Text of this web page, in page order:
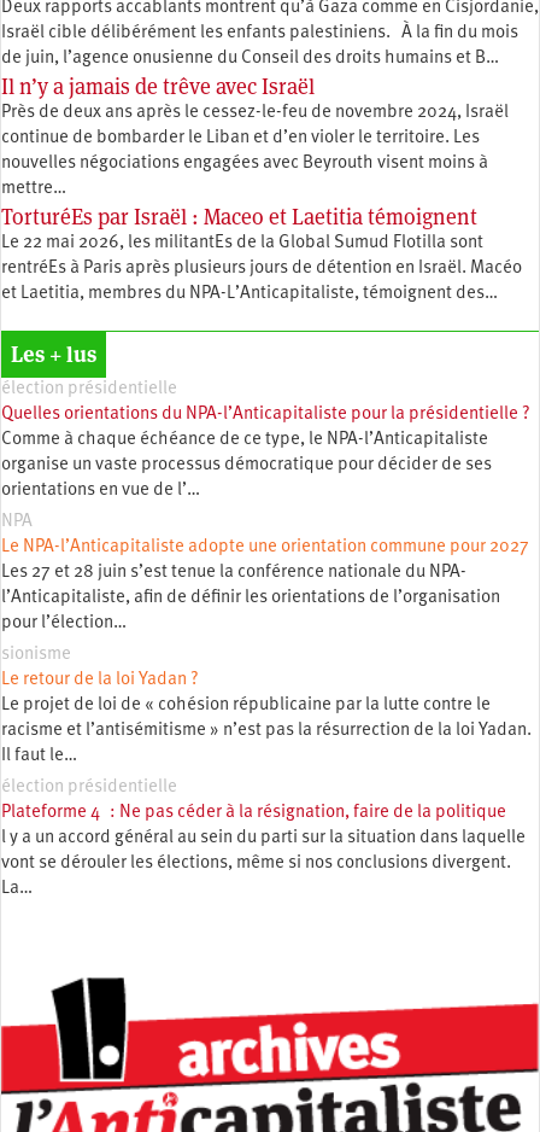
Deux rapports accablants montrent qu’à Gaza comme en Cisjordanie,
Israël cible délibérément les enfants palestiniens. À la fin du mois
de juin, l’agence onusienne du Conseil des droits humains et B…
Il n’y a jamais de trêve avec Israël
Près de deux ans après le cessez-le-feu de novembre 2024, Israël
continue de bombarder le Liban et d’en violer le territoire. Les
nouvelles négociations engagées avec Beyrouth visent moins à
mettre…
TorturéEs par Israël : Maceo et Laetitia témoignent
Le 22 mai 2026, les militantEs de la Global Sumud Flotilla sont
rentréEs à Paris après plusieurs jours de détention en Israël. Macéo
et Laetitia, membres du ‪NPA-L’Anticapitaliste, témoignent des…
Les + lus
élection présidentielle
Quelles orientations du NPA-l’Anticapitaliste pour la présidentielle ?
Comme à chaque échéance de ce type, le NPA-l’Anticapitaliste
organise un vaste processus démocratique pour décider de ses
orientations en vue de l’…
NPA
Le NPA-l’Anticapitaliste adopte une orientation commune pour 2027
Les 27 et 28 juin s’est tenue la conférence nationale du NPA-
l’Anticapitaliste, afin de définir les orientations de l’organisation
pour l’élection…
sionisme
Le retour de la loi Yadan ?
Le projet de loi de « cohésion républicaine par la lutte contre le
racisme et l’antisémitisme » n’est pas la résurrection de la loi Yadan.
Il faut le…
élection présidentielle
Plateforme 4 : Ne pas céder à la résignation, faire de la politique
l y a un accord général au sein du parti sur la situation dans laquelle
vont se dérouler les élections, même si nos conclusions divergent.
La…